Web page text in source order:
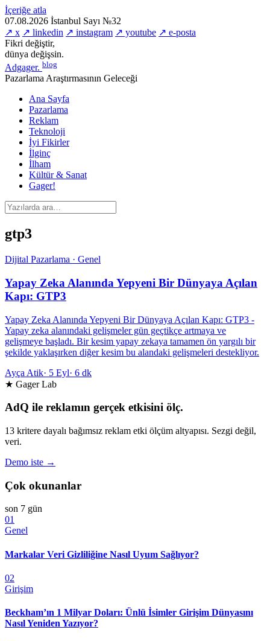
İçeriğe atla
07.08.2026 İstanbul Sayı №32
↗ x ↗ linkedin ↗ instagram ↗ youtube ↗ e-posta
Fikri değiştir,
dünya değişsin.
Adgager. blog
Pazarlama Araştırmasının Geleceği
Ana Sayfa
Pazarlama
Reklam
Teknoloji
İyi Fikirler
İlginç
İlham
Kültür & Sanat
Gager!
gtp3
Dijital Pazarlama · Genel
Yapay Zeka Alanında Yepyeni Bir Dünyaya Açılan
Kapı: GTP3
Yapay Zeka Alanında Yepyeni Bir Dünyaya Açılan Kapı: GTP3 -
Yapay zeka alanındaki gelişmeler gün geçtikçe artmaya ve
gelişmeye başladı. Bir kesim yapay zekaya tamamen ön yargılı bir
şekilde yaklaşırken diğer kesim bu alandaki gelişmeleri destekliyor.
Ayça Atik· 5 Eyl· 6 dk
★ Gager Lab
AdQ ile reklamın gerçek etkisini ölç.
13 kritere dayalı bağımsız reklam etki ölçüm altyapısı. Sezgi değil,
veri.
Demo iste →
Çok okunanlar
son 7 gün
01
Genel
Markalar Veri Gizliliğine Nasıl Uyum Sağlıyor?
02
Girişim
Beckham’ın 1 Milyar Doları: Ünlü İsimler Girişim Dünyasını
Nasıl Yeniden Yazıyor?